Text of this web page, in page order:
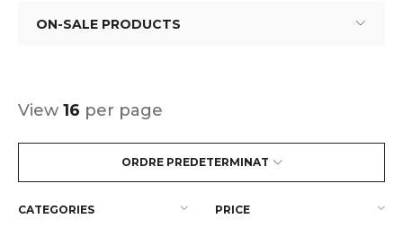
ON-SALE PRODUCTS
ORDRE PREDETERMINAT
View 16 per page
CATEGORIES PRICE